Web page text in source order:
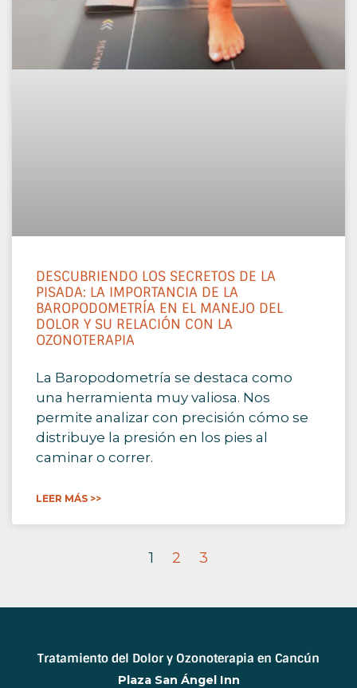
DESCUBRIENDO LOS SECRETOS DE LA
PISADA: LA IMPORTANCIA DE LA
BAROPODOMETRÍA EN EL MANEJO DEL
DOLOR Y SU RELACIÓN CON LA
OZONOTERAPIA
La Baropodometría se destaca como
una herramienta muy valiosa. Nos
permite analizar con precisión cómo se
distribuye la presión en los pies al
caminar o correr.
LEER MÁS >>
1 2 3
Tratamiento del Dolor y Ozonoterapia en Cancún
Plaza San Ángel Inn